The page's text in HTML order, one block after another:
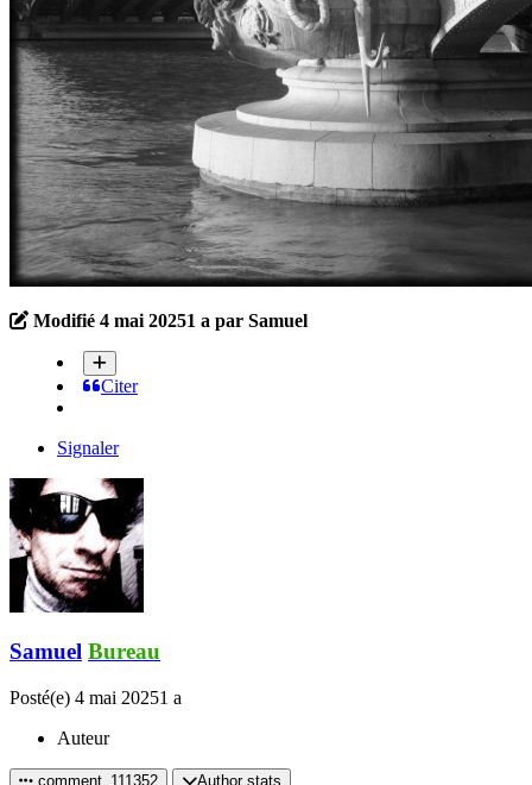
Modifié 4 mai 20251 a par Samuel
Citer
Signaler
Samuel Bureau
Posté(e) 4 mai 20251 a
Auteur
comment_111352 Author stats